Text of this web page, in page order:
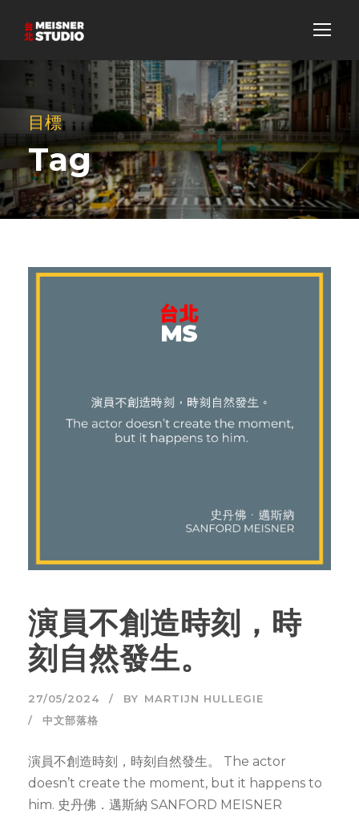
目標
Tag
演員不創造時刻，時
刻自然發生。
27/05/2024 BY MARTIJN HULLEGIE
中文部落格
演員不創造時刻，時刻自然發生。 The actor
doesn’t create the moment, but it happens to
him. 史丹佛．邁斯納 SANFORD MEISNER